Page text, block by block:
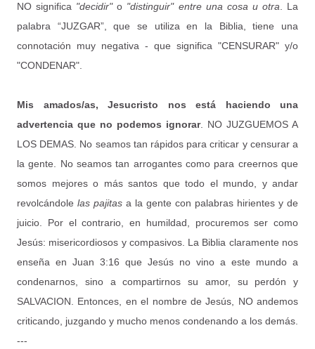
NO significa "decidir"o "distinguir" entre una cosa u otra . La
palabra “JUZGAR”, que se utiliza en la Biblia, tiene una
connotación muy negativa - que significa "CENSURAR" y/o
"CONDENAR".
Mis amados/as, Jesucristo nos está haciendo una
advertencia que no podemos ignorar. NO JUZGUEMOS A
LOS DEMAS. No seamos tan rápidos para criticar y censurar a
la gente. No seamos tan arrogantes como para creernos que
somos mejores o más santos que todo el mundo, y andar
revolcándole las pajitas a la gente con palabras hirientes y de
juicio. Por el contrario, en humildad, procuremos ser como
Jesús: misericordiosos y compasivos. La Biblia claramente nos
enseña en Juan 3:16 que Jesús no vino a este mundo a
condenarnos, sino a compartirnos su amor, su perdón y
SALVACION. Entonces, en el nombre de Jesús, NO andemos
criticando, juzgando y mucho menos condenando a los demás.
---